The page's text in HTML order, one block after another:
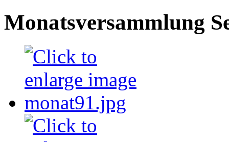
Monatsversammlung